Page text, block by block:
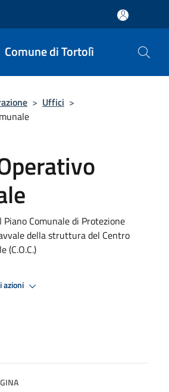
Comune di Tortolì
> Uffici >
Piano Comunale di Protezione
della struttura del Centro
(C.O.C.)
azioni